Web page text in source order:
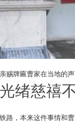
赐牌匾曹家在当地的声
绪慈禧
，本来这件事情和